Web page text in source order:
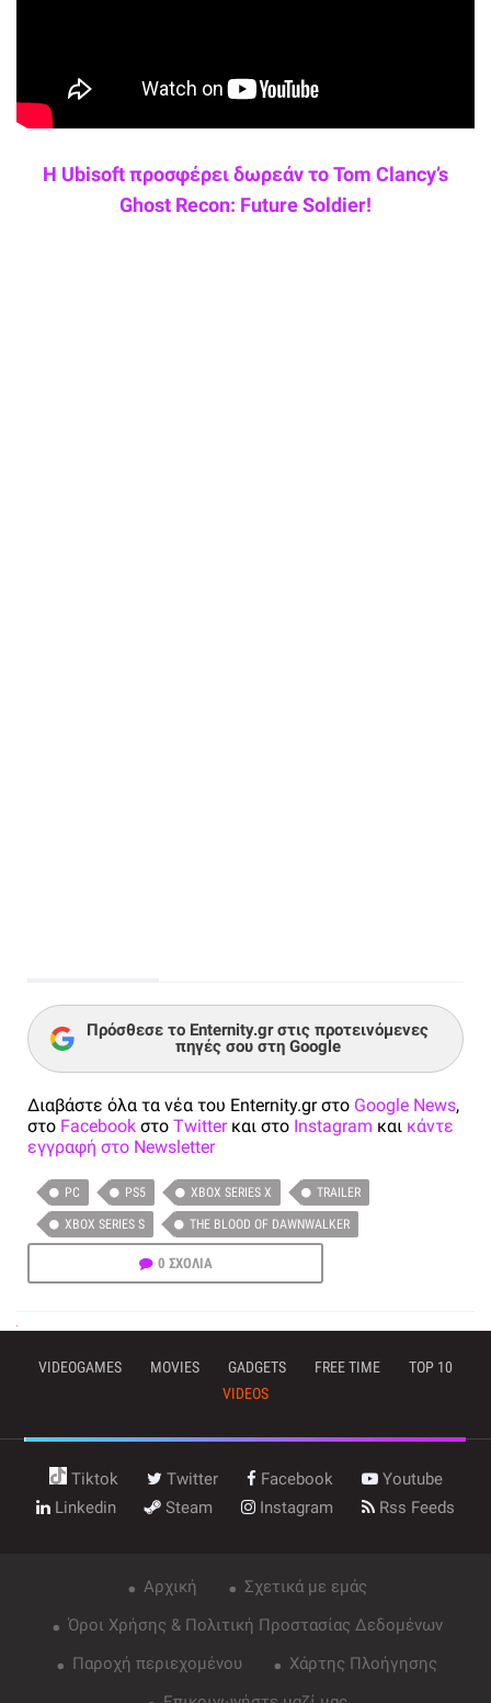
Η Ubisoft προσφέρει δωρεάν το Tom Clancy’s
Ghost Recon: Future Soldier!
Πρόσθεσε το Enternity.gr στις προτεινόμενες
πηγές σου στη Google
Διαβάστε όλα τα νέα του Enternity.gr στο Google News,
στο Facebook στο Twitterκαι στο Instagram και κάντε
εγγραφή στο Newsletter
PC PS5 XBOX SERIES X TRAILER
XBOX SERIES S THE BLOOD OF DAWNWALKER
0 ΣΧΟΛΙΑ
VIDEOGAMES MOVIES GADGETS FREE TIME
TOP 10
VIDEOS
Tiktok Twitter Facebook
Youtube
Linkedin
Steam Instagram Rss Feeds
Αρχική
Σχετικά με εμάς
Όροι Χρήσης & Πολιτική Προστασίας Δεδομένων
Παροχή περιεχομένου
Χάρτης Πλοήγησης